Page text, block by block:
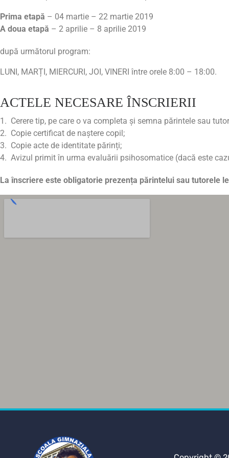
Prima etapă – 04 martie – 22 martie 2019
A doua etapă – 2 aprilie – 8 aprilie 2019
după următorul program:
LUNI, MARȚI, MIERCURI, JOI, VINERI între orele 8:00 – 18:00.
ACTELE NECESARE ÎNSCRIERII
Cerere tip, pe care o va completa şi semna părintele sau
Copie certificat de naștere copil;
Copie acte de identitate părinți;
Avizul primit în urma evaluării psihosomatice (dacă este
La înscriere este obligatorie prezența părintelui sau tutorele